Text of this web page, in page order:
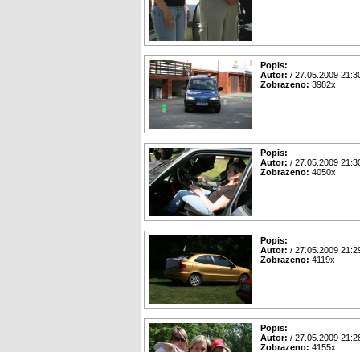
Popis:
Autor: / 27.05.2009
Zobrazeno: 3982x
Popis:
Autor: / 27.05.2009
Zobrazeno: 4050x
Popis:
Autor: / 27.05.2009
Zobrazeno: 4119x
Popis:
Autor: / 27.05.2009
Zobrazeno: 4155x